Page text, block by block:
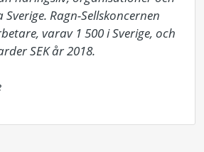
Ragn-Sellskoncernen
varav 1 500 i Sverige, och
SEK år 2018.